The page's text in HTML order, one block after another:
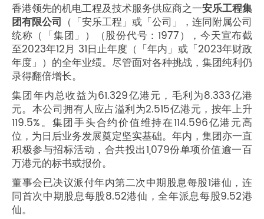
香港领先的机电工程及技术服务供应商之一安乐工程集
团有限公司 （「安乐工程」或「公司」，连同附属公司
统称（「集团」）（股份代号：1977），今天宣布截
至2023年12月 31日止年度（「年内」或「2023年财政
年度」）的全年业绩。尽管面对各种挑战，集团纯利仍
录得翻倍增长。
集团年内总收益为61.329亿港元，毛利为8.333亿港
元。本公司拥有人应占溢利为2.515亿港元，按年上升
119.5%。集团手头合约价值维持在114.596亿港元高
位，为日后业务发展奠定坚实基础。年内，集团亦一直
积极参与招标活动，合共投出1,079份单项价值逾一百
万港元的标书或报价。
董事会已决议派付年内第二次中期股息每股1港仙，连
同首次中期股息每股8.52港仙，全年派息每股9.52港
仙。